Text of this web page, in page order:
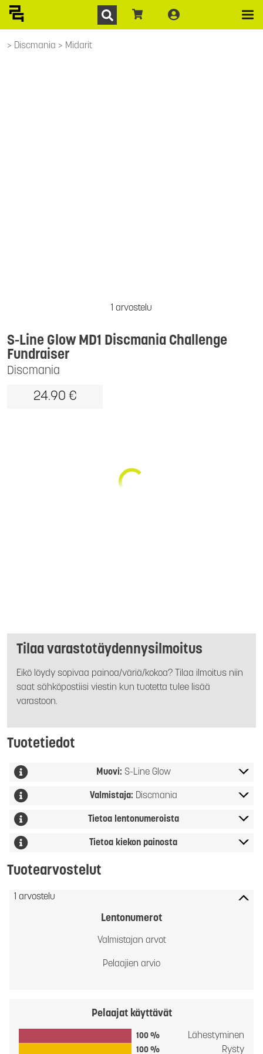
Discmania Midarit
1 arvostelu
Discmania
S-Line Glow MD1 Discmania Challenge
Fundraiser
24.90 €
Tilaa varastotäydennysilmoitus
Eikö löydy sopivaa painoa/väriä/kokoa? Tilaa ilmoitus niin
saat sähköpostiisi viestin kun tuotetta tulee lisää
varastoon.
Tuotetiedot
Muovi: S-Line Glow
Valmistaja: Discmania
Tietoa lentonumeroista
Tietoa kiekon painosta
Tuotearvostelut
1 arvostelu
Lentonumerot
Valmistajan arvot
Pelaajien arvio
Pelaajat käyttävät
100 % Lähestyminen
100 % Rysty